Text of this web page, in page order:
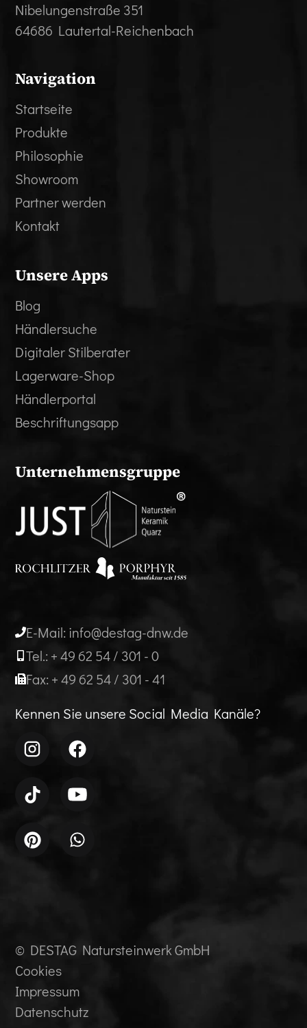
Nibelungenstraße 351
64686 Lautertal-Reichenbach
Navigation
Startseite
Produkte
Philosophie
Showroom
Partner werden
Kontakt
Unsere Apps
Blog
Händlersuche
Digitaler Stilberater
Lagerware-Shop
Händlerportal
Beschriftungsapp
Unternehmensgruppe
E-Mail: info@destag-dnw.de
Tel.: + 49 62 54 / 301 - 0
Fax: + 49 62 54 / 301 - 41
Kennen Sie unsere Social Media Kanäle?
© DESTAG Natursteinwerk GmbH
Cookies
Impressum
Datenschutz